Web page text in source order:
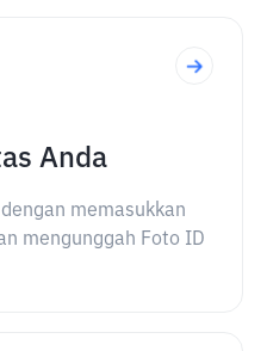
Anda
memasukkan
mengunggah Foto ID